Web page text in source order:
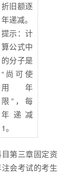
折旧额逐
年递减。
提示：计
算公式中
的分子是
“尚可使
用年
限”，每
年递减
1。
第三章固定资
会考试的考生